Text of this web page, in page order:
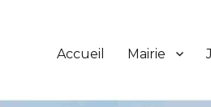
Accueil Mairie